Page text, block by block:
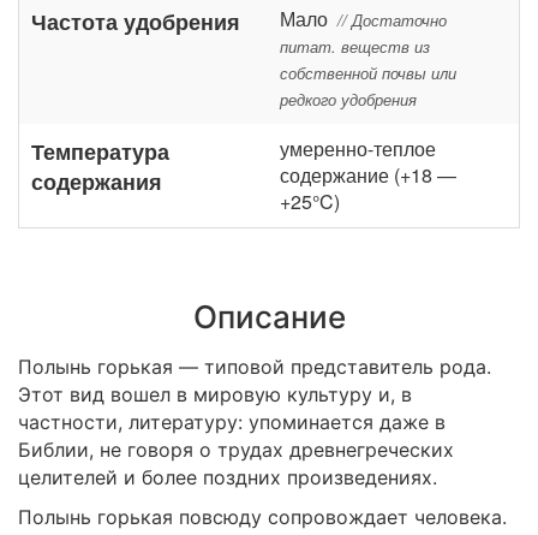
Частота удобрения Мало // Достаточно
питат. веществ из
собственной почвы или
редкого удобрения
Температура
содержания
умеренно-теплое
содержание (+18 —
+25°C)
Описание
Полынь горькая — типовой представитель рода.
Этот вид вошел в мировую культуру и, в
частности, литературу: упоминается даже в
Библии, не говоря о трудах древнегреческих
целителей и более поздних произведениях.
Полынь горькая повсюду сопровождает человека.